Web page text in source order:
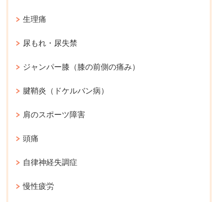
生理痛
尿もれ・尿失禁
ジャンパー膝（膝の前側の痛み）
腱鞘炎（ドケルバン病）
肩のスポーツ障害
頭痛
自律神経失調症
慢性疲労